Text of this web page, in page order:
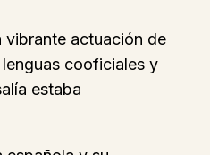
vibrante actuación de
cooficiales y
estaba